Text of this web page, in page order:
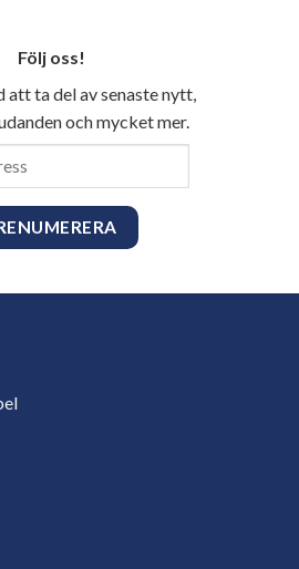
Följ oss!
att ta del av senaste nytt,
och mycket mer.